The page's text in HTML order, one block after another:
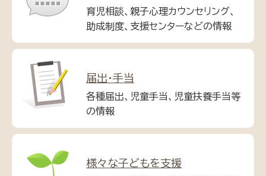
育児相談、親子心理カウンセリング、
助成制度、支援センターなどの情報
届出・手当
各種届出、児童手当、児童扶養手当等
の情報
様々な子どもを支援